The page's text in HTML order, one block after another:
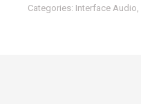
Categories: Interface Audio